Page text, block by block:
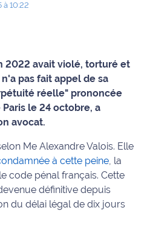
10:22
2022 avait violé, torturé et
pas fait appel de sa
réelle" prononcée
le 24 octobre, a
avocat.
Me Alexandre Valois. Elle
à cette peine , la
code pénal français. Cette
définitive depuis
du délai légal de dix jours